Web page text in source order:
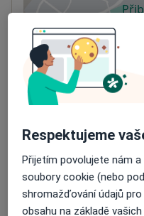
Dostupnost
Na této adrese online
Co mám v takové
Na teto adrese lékař
Respektujeme
Přijetím povolujete nám
soubory cookie (nebo
shromažďování údajů
obsahu na základě